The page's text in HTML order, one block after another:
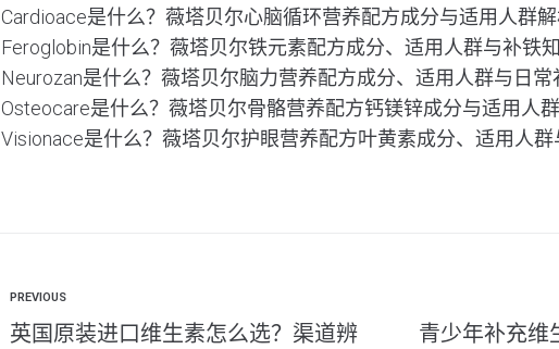
Cardioace是什么？薇塔贝尔心脑循环营养配方成分与适用人群
Feroglobin是什么？薇塔贝尔铁元素配方成分、适用人群与补铁
Neurozan是什么？薇塔贝尔脑力营养配方成分、适用人群与日常
Osteocare是什么？薇塔贝尔骨骼营养配方钙镁锌成分与适用人
Visionace是什么？薇塔贝尔护眼营养配方叶黄素成分、适用人
PREVIOUS
英国原装进口维生素怎么选？渠道辨
青少年补充维